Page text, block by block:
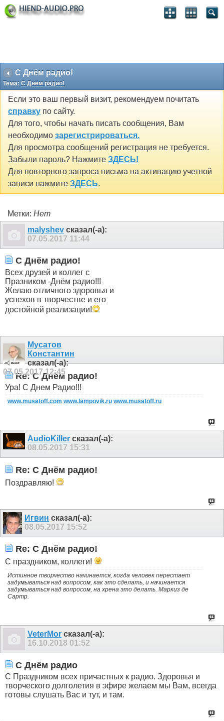
С Днём радио!
Тема: С Днём радио!
Если это ваш первый визит, рекомендуем почитать
справку по сайту.
Для того, чтобы начать писать сообщения, Вам
необходимо зарегистрироваться.
Для просмотра сообщений регистрация не требуется.
Забыли пароль? Нажмите ЗДЕСЬ!
Для повторного запроса письма на активацию учетной
записи нажмите ЗДЕСЬ.
Метки: Нет
malyshev сказал(-а):
07.05.2017 11:44
С Днём радио!
Всех друзей и коллег с
Празником -Днём радио!!!
Желаю отличного здоровья и
успехов в творчестве и его
достойной реализации!
Мусатов
Константин
сказал(-а):
07.05.201712:45
Re: С Днём радио!
Ура! С Днем Радио!!!
www.musatoff.com www.lampovik.ru www.musatoff.ru
AudioKiller сказал(-а):
08.05.2017 15:31
Re: С Днём радио!
Поздравляю!
Игвин сказал(-а):
08.05.2017 15:52
Re: С Днём радио!
С праздником, коллеги!
Истинное творчество начинается, когда человек перестает
задумываться над вопросом, как это сделать, и начинается
задумываться над вопросом, на хрена это делать. Маркиз де
Сартр.
VeterMor сказал(-а):
16.10.2018 01:52
С Днём радио
С Праздником всех причастных к радио. Здоровья и
творческого долголетия в эфире желаем мы Вам, всегда
готовы слушать Вас и тут, и там.